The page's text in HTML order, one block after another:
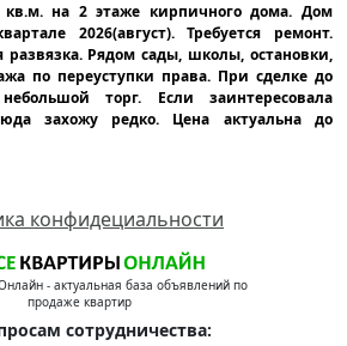
на 2 этаже кирпичного дома. Дом
2026(август). Требуется ремонт.
развязка. Рядом сады, школы, остановки,
по переуступки права. При сделке до
торг. Если заинтересовала
захожу редко. Цена актуальна до
конфидециальности
- актуальная база объявлений по
продаже квартир
сотрудничества: